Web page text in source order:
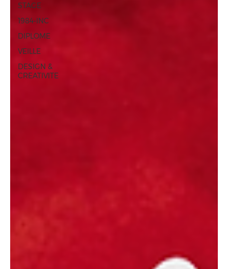
STAGE
1984-INC
DIPLOME
VEILLE
DESIGN &
CREATIVITE